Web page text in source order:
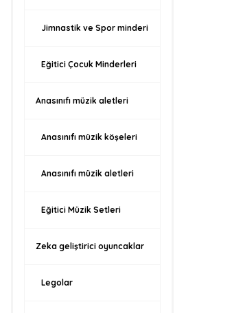
Jimnastik ve Spor minderi
Eğitici Çocuk Minderleri
Anasınıfı müzik aletleri
Anasınıfı müzik köşeleri
Anasınıfı müzik aletleri
Eğitici Müzik Setleri
Zeka geliştirici oyuncaklar
Legolar